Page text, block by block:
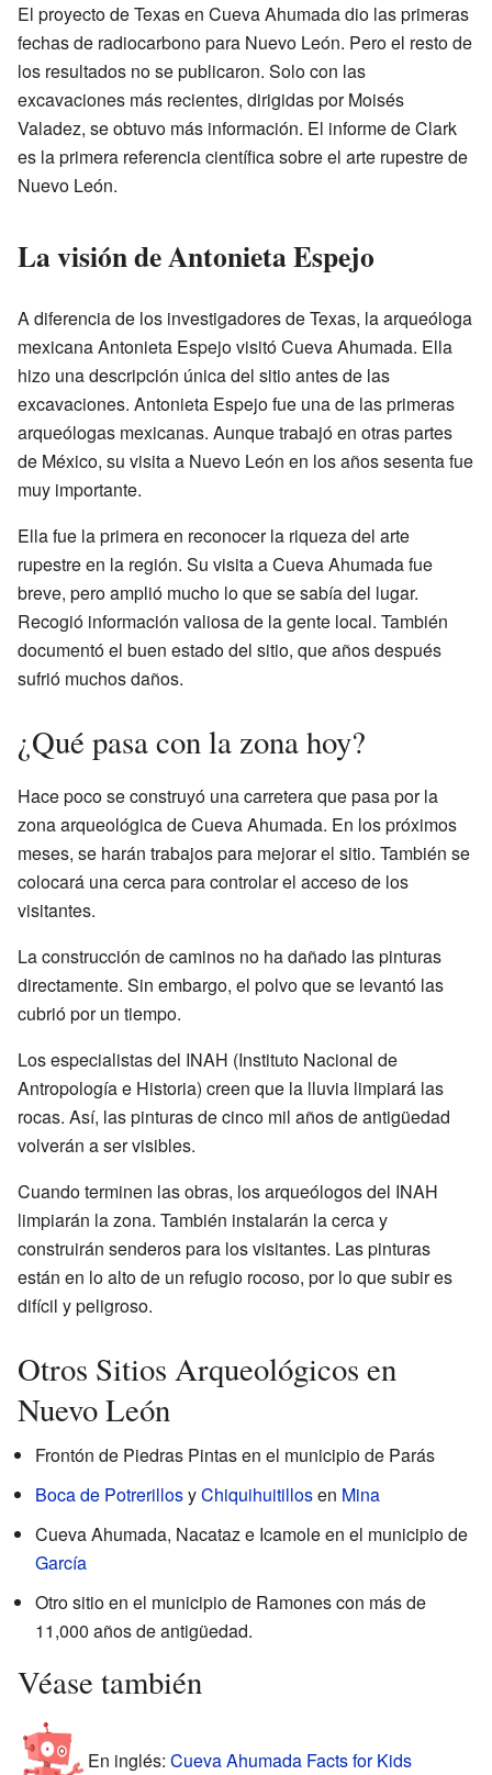
El proyecto de Texas en Cueva Ahumada dio las primeras
fechas de radiocarbono para Nuevo León. Pero el resto de
los resultados no se publicaron. Solo con las
excavaciones más recientes, dirigidas por Moisés
Valadez, se obtuvo más información. El informe de Clark
es la primera referencia científica sobre el arte rupestre de
Nuevo León.
La visión de Antonieta Espejo
A diferencia de los investigadores de Texas, la arqueóloga
mexicana Antonieta Espejo visitó Cueva Ahumada. Ella
hizo una descripción única del sitio antes de las
excavaciones. Antonieta Espejo fue una de las primeras
arqueólogas mexicanas. Aunque trabajó en otras partes
de México, su visita a Nuevo León en los años sesenta fue
muy importante.
Ella fue la primera en reconocer la riqueza del arte
rupestre en la región. Su visita a Cueva Ahumada fue
breve, pero amplió mucho lo que se sabía del lugar.
Recogió información valiosa de la gente local. También
documentó el buen estado del sitio, que años después
sufrió muchos daños.
¿Qué pasa con la zona hoy?
Hace poco se construyó una carretera que pasa por la
zona arqueológica de Cueva Ahumada. En los próximos
meses, se harán trabajos para mejorar el sitio. También se
colocará una cerca para controlar el acceso de los
visitantes.
La construcción de caminos no ha dañado las pinturas
directamente. Sin embargo, el polvo que se levantó las
cubrió por un tiempo.
Los especialistas del INAH (Instituto Nacional de
Antropología e Historia) creen que la lluvia limpiará las
rocas. Así, las pinturas de cinco mil años de antigüedad
volverán a ser visibles.
Cuando terminen las obras, los arqueólogos del INAH
limpiarán la zona. También instalarán la cerca y
construirán senderos para los visitantes. Las pinturas
están en lo alto de un refugio rocoso, por lo que subir es
difícil y peligroso.
Otros Sitios Arqueológicos en
Nuevo León
Frontón de Piedras Pintas en el municipio de Parás
Boca de PotrerillosyChiquihuitillosen Mina
Cueva Ahumada, Nacataz e Icamole en el municipio de
García
Otro sitio en el municipio de Ramones con más de
11,000 años de antigüedad.
Véase también
En inglés: Cueva Ahumada Facts for Kids